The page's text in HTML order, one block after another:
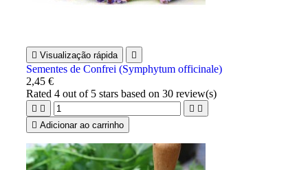
 Visualização rápida 
Sementes de Confrei (Symphytum officinale)
2,45 €
Rated4 out of 5 stars based on30 review(s)
   
 Adicionar ao carrinho